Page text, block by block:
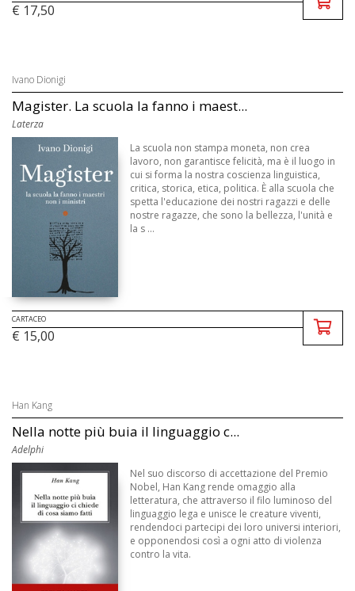
€ 17,50
Ivano Dionigi
Magister. La scuola la fanno i maest...
Laterza
La scuola non stampa moneta, non crea
lavoro, non garantisce felicità, ma è il luogo in
cui si forma la nostra coscienza linguistica,
critica, storica, etica, politica. È alla scuola che
spetta l'educazione dei nostri ragazzi e delle
nostre ragazze, che sono la bellezza, l'unità e
la s ...
CARTACEO
€ 15,00
Han Kang
Nella notte più buia il linguaggio c...
Adelphi
Nel suo discorso di accettazione del Premio
Nobel, Han Kang rende omaggio alla
letteratura, che attraverso il filo luminoso del
linguaggio lega e unisce le creature viventi,
rendendoci partecipi dei loro universi interiori,
e opponendosi così a ogni atto di violenza
contro la vita.